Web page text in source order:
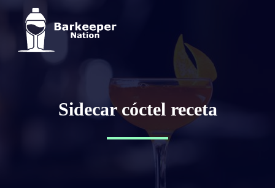
Sidecar cóctel receta